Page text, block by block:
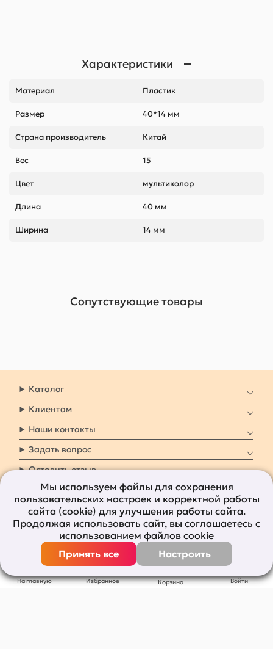
На главную Избранное Корзина Войти
Характеристики
Материал Пластик
Размер 40*14 мм
Страна производитель Китай
Вес 15
Цвет мультиколор
Длина 40 мм
Ширина 14 мм
Сопутствующие товары
Каталог
Клиентам
Наши контакты
Задать вопрос
Оставить отзыв
8 800 7009 161 Заказать звонок
Наши социальные
сети
Все права защищены © 2011-2026bolshepodarkov.ru
Мы используем файлы для сохранения
пользовательских настроек и корректной работы
сайта (cookie) для улучшения работы сайта.
Продолжая использовать сайт, вы соглашаетесь с
использованием файлов cookie
Принять все
Настроить